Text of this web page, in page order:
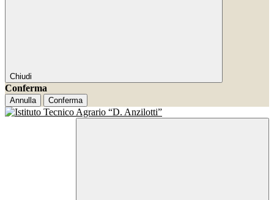
Chiudi
Conferma
Annulla Conferma